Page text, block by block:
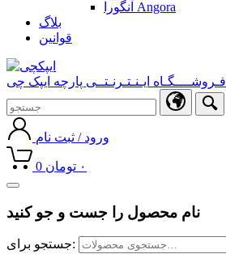
آنگورا Angora
بلاگ
قوانین
فـروشــــگـاه ایـنـتـرنـتــی پارچه ایپک چی
ورود / ثبت نام
0 ۰ تومان
Toggle
navigation
نام محصول را جست و جو کنید
جستجو برای: